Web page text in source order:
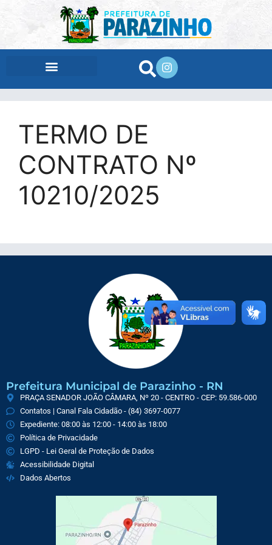
TERMO DE
CONTRATO Nº
10210/2025
Prefeitura Municipal de Parazinho - RN
PRAÇA SENADOR JOÃO CÂMARA, Nº 20 - CENTRO - CEP: 59.586-000
Contatos | Canal Fala Cidadão - (84) 3697-0077
Expediente: 08:00 às 12:00 - 14:00 às 18:00
Política de Privacidade
LGPD - Lei Geral de Proteção de Dados
Acessibilidade Digital
Dados Abertos